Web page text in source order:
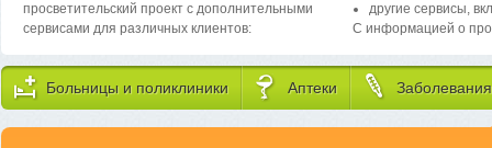
просветительский проект с дополнительными
сервисами для различных клиентов:
другие сервисы,
С информацией о
Больницы и поликлиники Аптеки Заболевания